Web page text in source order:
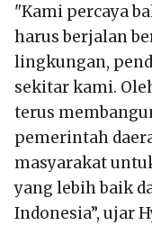
"Kami percaya
harus berjalan
lingkungan,
sekitar kami.
terus
pemerintah
masyarakat
yang lebih baik
Indonesia”, ujar